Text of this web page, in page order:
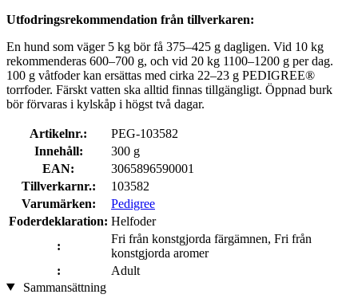
Utfodringsrekommendation från tillverkaren:
En hund som väger 5 kg bör få 375–425 g dagligen. Vid 10 kg
rekommenderas 600–700 g, och vid 20 kg 1100–1200 g per dag.
100 g våtfoder kan ersättas med cirka 22–23 g PEDIGREE®
torrfoder. Färskt vatten ska alltid finnas tillgängligt. Öppnad burk
bör förvaras i kylskåp i högst två dagar.
Artikelnr.:
PEG-103582
Innehåll:
300 g
EAN:
3065896590001
Tillverkarnr.:
103582
Varumärken:
Pedigree
Foderdeklaration: Helfoder
:
Fri från konstgjorda färgämnen, Fri från
konstgjorda aromer
:
Adult
Sammansättning